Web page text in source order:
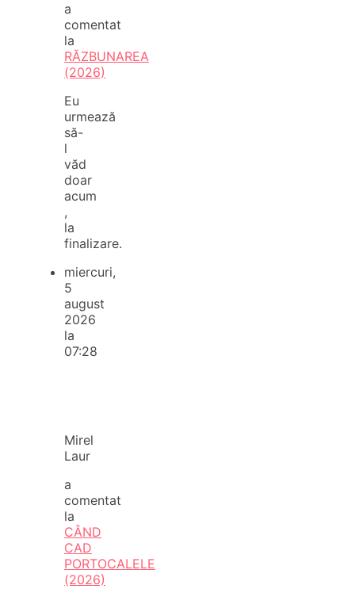
a
comentat
la
RĂZBUNAREA
(2026)
Eu
urmează
să-
l
văd
doar
acum
,
la
finalizare.
miercuri,
5
august
2026
la
07:28
Mirel
Laur
a
comentat
la
CÂND
CAD
PORTOCALELE
(2026)